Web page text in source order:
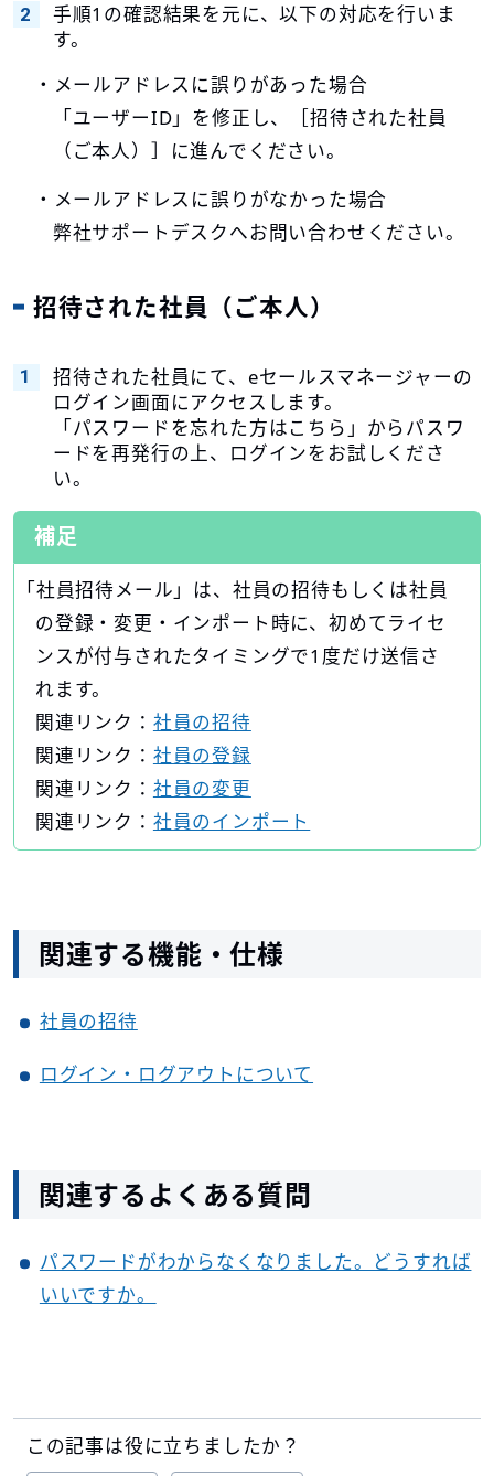
手順1の確認結果を元に、以下の対応を行いま
す。
・メールアドレスに誤りがあった場合
「ユーザーID」を修正し、［招待された社員
（ご本人）］に進んでください。
・メールアドレスに誤りがなかった場合
弊社サポートデスクへお問い合わせください。
招待された社員（ご本人）
招待された社員にて、eセールスマネージャーの
ログイン画面にアクセスします。
「パスワードを忘れた方はこちら」からパスワ
ードを再発行の上、ログインをお試しくださ
い。
補足
「社員招待メール」は、社員の招待もしくは社員
の登録・変更・インポート時に、初めてライセ
ンスが付与されたタイミングで1度だけ送信さ
れます。
関連リンク： 社員の招待
関連リンク： 社員の登録
関連リンク： 社員の変更
関連リンク： 社員のインポート
関連する機能・仕様
社員の招待
ログイン・ログアウトについて
関連するよくある質問
パスワードがわからなくなりました。どうすれば
いいですか。
この記事は役に立ちましたか？